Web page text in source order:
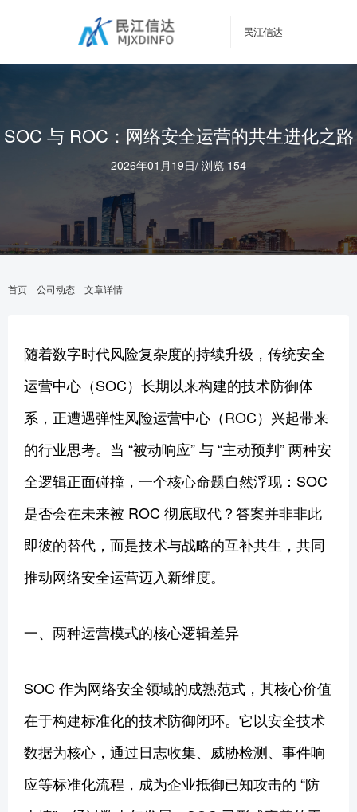
民江信达
SOC 与 ROC：网络安全运营的共生进化之路
2026年01月19日/ 浏览 154
首页 公司动态 文章详情
随着数字时代风险复杂度的持续升级，传统安全
运营中心（SOC）长期以来构建的技术防御体
系，正遭遇弹性风险运营中心（ROC）兴起带来
的行业思考。当 “被动响应” 与 “主动预判” 两种安
全逻辑正面碰撞，一个核心命题自然浮现：SOC
是否会在未来被 ROC 彻底取代？答案并非非此
即彼的替代，而是技术与战略的互补共生，共同
推动网络安全运营迈入新维度。
一、两种运营模式的核心逻辑差异
SOC 作为网络安全领域的成熟范式，其核心价值
在于构建标准化的技术防御闭环。它以安全技术
数据为核心，通过日志收集、威胁检测、事件响
应等标准化流程，成为企业抵御已知攻击的 “防